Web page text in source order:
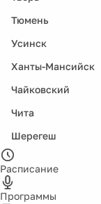
Тюмень
Усинск
Ханты-Мансийск
Чайковский
Чита
Шерегеш
Расписание
Программы